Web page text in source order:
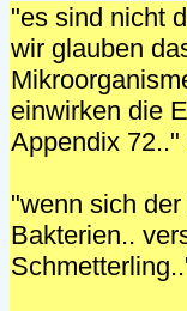
"es sind nicht
wir glauben
einwirken die
Appendix 72.."
"wenn sich
Bakterien..